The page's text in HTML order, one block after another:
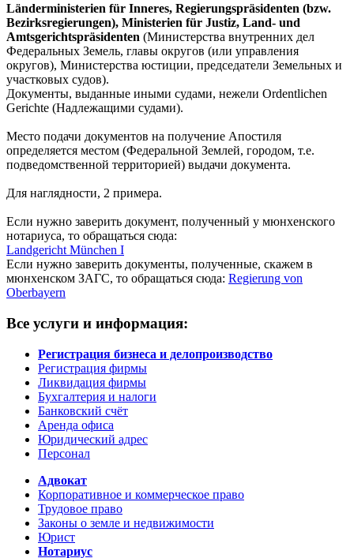
Länderministerien für Inneres, Regierungspräsidenten (bzw.
Bezirksregierungen), Ministerien für Justiz, Land- und
Amtsgerichtspräsidenten (Министерства внутренних дел
Федеральных Земель, главы округов (или управления
округов), Министерства юстиции, председатели Земельных и
участковых судов).
Документы, выданные иными судами, нежели Ordentlichen
Gerichte (Надлежащими судами).
Место подачи документов на получение Апостиля
определяется местом (Федеральной Землей, городом, т.е.
подведомственной территорией) выдачи документа.
Для наглядности, 2 примера.
Если нужно заверить документ, полученный у мюнхенского
нотариуса, то обращаться сюда:
Landgericht München I
Если нужно заверить документы, полученные, скажем в
мюнхенском ЗАГС, то обращаться сюда: Regierung von
Oberbayern
Все услуги и информация:
Регистрация бизнеса и делопроизводство
Регистрация фирмы
Ликвидация фирмы
Бухгалтерия и налоги
Банковский счёт
Аренда офиса
Юридический адрес
Персонал
Адвокат
Корпоративное и коммерческое право
Трудовое право
Законы о земле и недвижимости
Юрист
Нотариус